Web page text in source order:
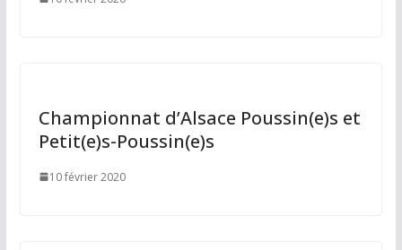
Championnat d’Alsace Poussin(e)s et
Petit(e)s-Poussin(e)s
10 février 2020